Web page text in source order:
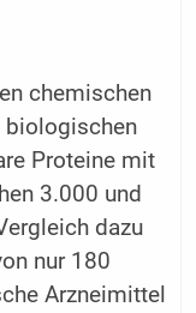
chemischen
Proteine mit
3.000 und
dazu
nur 180
Arzneimittel